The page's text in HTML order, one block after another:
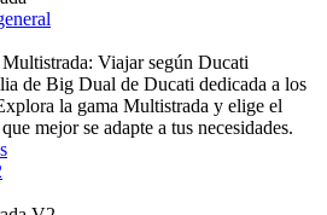
Viajar según Ducati
de Big Dual de Ducati dedicada a los
la gama Multistrada y elige el
mejor se adapte a tus necesidades.